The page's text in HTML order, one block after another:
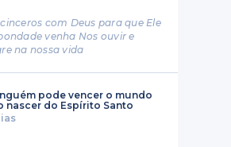
com Deus para que Ele
venha Nos ouvir e
na nossa vida
pode vencer o mundo
nascer do Espírito Santo